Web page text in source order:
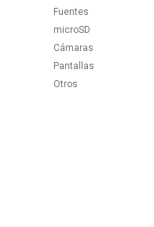
Fuentes
microSD
Cámaras
Pantallas
Otros